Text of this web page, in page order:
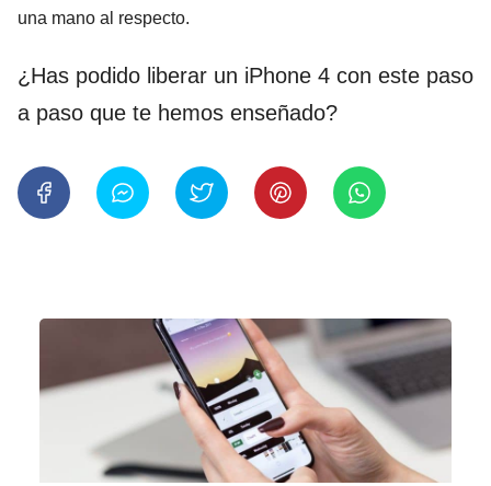
una mano al respecto.
¿Has podido liberar un iPhone 4 con este paso
a paso que te hemos enseñado?